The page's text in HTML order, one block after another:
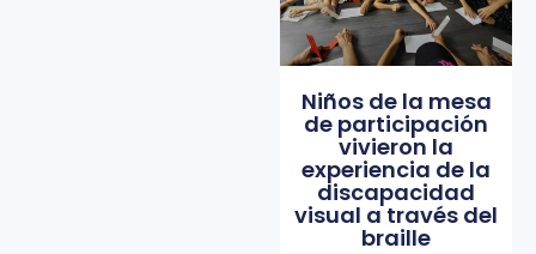
Niños de la mesa
de participación
vivieron la
experiencia de la
discapacidad
visual a través del
braille